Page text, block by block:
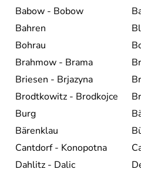
Babow - Bobow
Bahren
Bohrau
Brahmow - Brama
Briesen - Brjazyna
Brodtkowitz - Brodkojce
Burg
Bärenklau
Cantdorf - Konopotna
Dahlitz - Dalic